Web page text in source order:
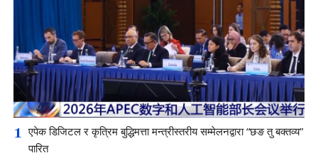
1 एपेक डिजिटल र कृत्रिम बुद्धिमत्ता मन्त्रीस्तरीय सम्मेलनद्वारा “छङ तु बक्तव्य”
पारित